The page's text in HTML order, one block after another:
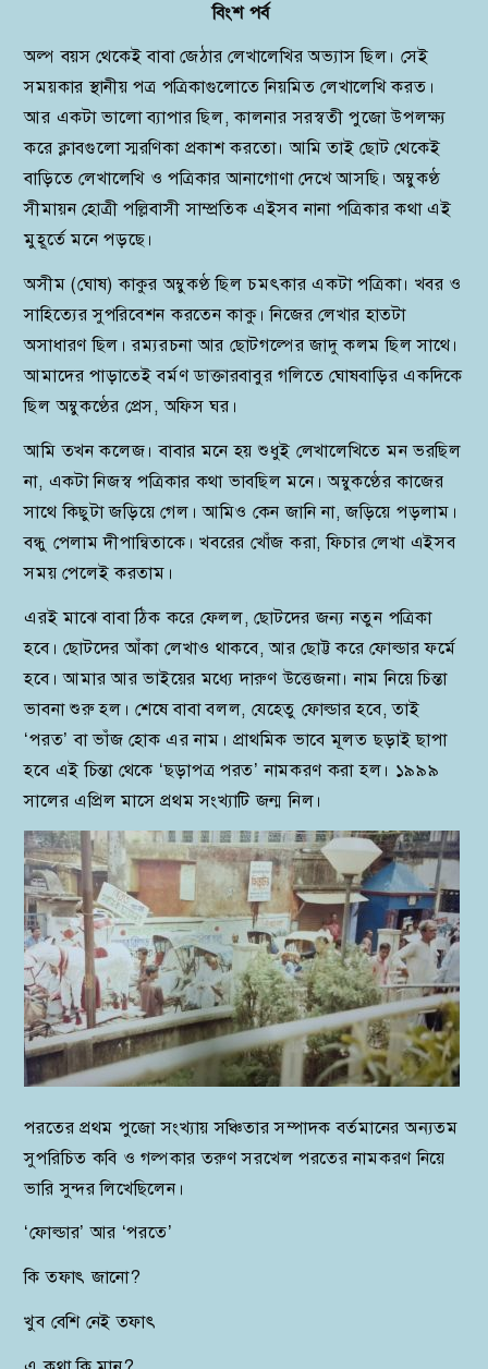
বিংশ পর্ব
অল্প বয়স থেকেই বাবা জেঠার লেখালেখির অভ্যাস ছিল। সেই
সময়কার স্থানীয় পত্র পত্রিকাগুলোতে নিয়মিত লেখালেখি করত।
আর একটা ভালো ব্যাপার ছিল, কালনার সরস্বতী পুজো উপলক্ষ্য
করে ক্লাবগুলো স্মরণিকা প্রকাশ করতো। আমি তাই ছোট থেকেই
বাড়িতে লেখালেখি ও পত্রিকার আনাগোণা দেখে আসছি। অম্বুকণ্ঠ
সীমায়ন হোত্রী পল্লিবাসী সাম্প্রতিক এইসব নানা পত্রিকার কথা এই
মুহূর্তে মনে পড়ছে।
অসীম (ঘোষ) কাকুর অম্বুকণ্ঠ ছিল চমৎকার একটা পত্রিকা। খবর ও
সাহিত্যের সুপরিবেশন করতেন কাকু। নিজের লেখার হাতটা
অসাধারণ ছিল। রম্যরচনা আর ছোটগল্পের জাদু কলম ছিল সাথে।
আমাদের পাড়াতেই বর্মণ ডাক্তারবাবুর গলিতে ঘোষবাড়ির একদিকে
ছিল অম্বুকণ্ঠের প্রেস, অফিস ঘর।
আমি তখন কলেজ। বাবার মনে হয় শুধুই লেখালেখিতে মন ভরছিল
না, একটা নিজস্ব পত্রিকার কথা ভাবছিল মনে। অম্বুকণ্ঠের কাজের
সাথে কিছুটা জড়িয়ে গেল। আমিও কেন জানি না, জড়িয়ে পড়লাম।
বন্ধু পেলাম দীপান্বিতাকে। খবরের খোঁজ করা, ফিচার লেখা এইসব
সময় পেলেই করতাম।
এরই মাঝে বাবা ঠিক করে ফেলল, ছোটদের জন্য নতুন পত্রিকা
হবে। ছোটদের আঁকা লেখাও থাকবে, আর ছোট্ট করে ফোল্ডার ফর্মে
হবে। আমার আর ভাইয়ের মধ্যে দারুণ উত্তেজনা। নাম নিয়ে চিন্তা
ভাবনা শুরু হল। শেষে বাবা বলল, যেহেতু ফোল্ডার হবে, তাই
‘পরত’ বা ভাঁজ হোক এর নাম। প্রাথমিক ভাবে মূলত ছড়াই ছাপা
হবে এই চিন্তা থেকে ‘ছড়াপত্র পরত’ নামকরণ করা হল। ১৯৯৯
সালের এপ্রিল মাসে প্রথম সংখ্যাটি জন্ম নিল।
পরতের প্রথম পুজো সংখ্যায় সঞ্চিতার সম্পাদক বর্তমানের অন্যতম
সুপরিচিত কবি ও গল্পকার তরুণ সরখেল পরতের নামকরণ নিয়ে
ভারি সুন্দর লিখেছিলেন।
‘ফোল্ডার’ আর ‘পরতে’
কি তফাৎ জানো?
খুব বেশি নেই তফাৎ